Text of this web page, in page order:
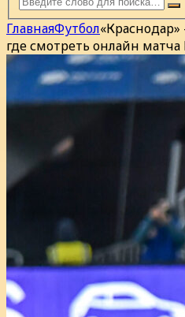
ГлавнаяФутбол
где смотреть онлайн